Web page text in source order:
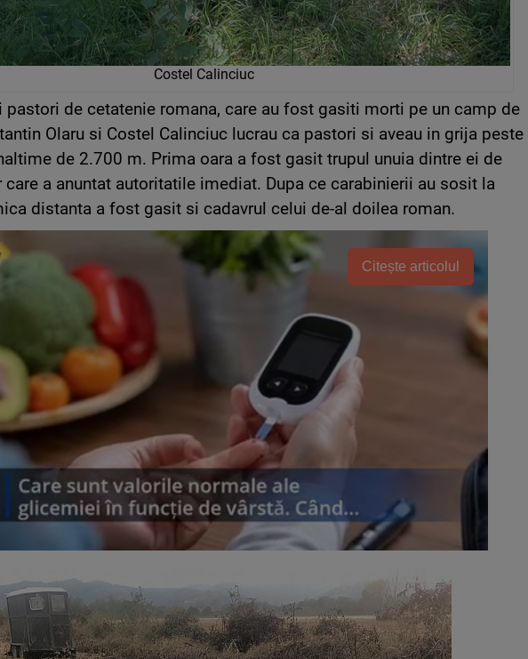
Costel Calinciuc
de cetatenie romana, care au fost gasiti morti pe un camp de
Olaru si Costel Calinciuc lucrau ca pastori si aveau in grija peste
de 2.700 m. Prima oara a fost gasit trupul unuia dintre ei de
care a anuntat autoritatile imediat. Dupa ce carabinierii au sosit la
distanta a fost gasit si cadavrul celui de-al doilea roman.
Citește articolul